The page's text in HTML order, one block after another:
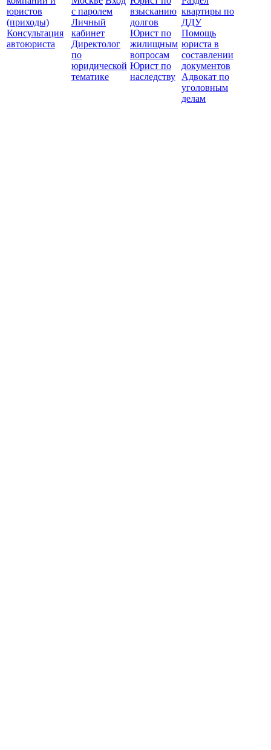
юристов
(приходы)
Консультация
автоюриста
с паролем
Личный
кабинет
Директолог
по
юридической
тематике
взысканию
долгов
Юрист по
жилищным
вопросам
Юрист по
наследству
квартиры по
ДДУ
Помощь
юриста в
составлении
документов
Адвокат по
уголовным
делам